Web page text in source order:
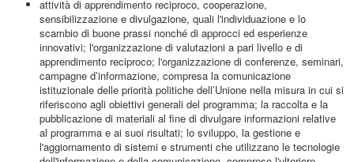
attività di apprendimento reciproco, cooperazione,
sensibilizzazione e divulgazione, quali l'individuazione e lo
scambio di buone prassi nonché di approcci ed esperienze
innovativi; l'organizzazione di valutazioni a pari livello e di
apprendimento reciproco; l'organizzazione di conferenze, seminari,
campagne d’informazione, compresa la comunicazione
istituzionale delle priorità politiche dell’Unione nella misura in cui si
riferiscono agli obiettivi generali del programma; la raccolta e la
pubblicazione di materiali al fine di divulgare informazioni relative
al programma e ai suoi risultati; lo sviluppo, la gestione e
l'aggiornamento di sistemi e strumenti che utilizzano le tecnologie